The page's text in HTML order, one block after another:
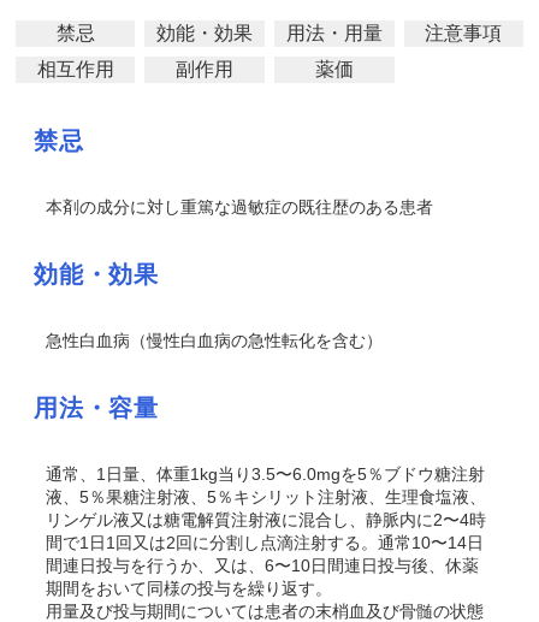
禁忌 効能・効果 用法・用量
注意事項
相互作用
副作用 薬価
禁忌
本剤の成分に対し重篤な過敏症の既往歴のある患者
効能・効果
急性白血病（慢性白血病の急性転化を含む）
用法・容量
通常、1日量、体重1kg当り3.5〜6.0mgを5％ブドウ糖注射
液、5％果糖注射液、5％キシリット注射液、生理食塩液、
リンゲル液又は糖電解質注射液に混合し、静脈内に2〜4時
間で1日1回又は2回に分割し点滴注射する。通常10〜14日
間連日投与を行うか、又は、6〜10日間連日投与後、休薬
期間をおいて同様の投与を繰り返す。
用量及び投与期間については患者の末梢血及び骨髄の状態